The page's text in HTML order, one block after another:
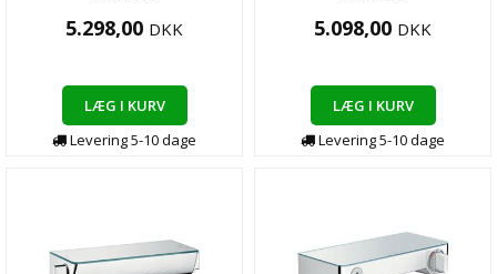
5.298,00 DKK
LÆG I KURV
Levering5-10dage
5.098,00 DKK
LÆG I KURV
Levering5-10dage